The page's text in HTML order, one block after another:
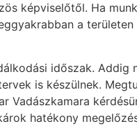
képviselőtől. Ha
a területen
időszak. Addig
is készülnek.
Vadászkamara
hatékony